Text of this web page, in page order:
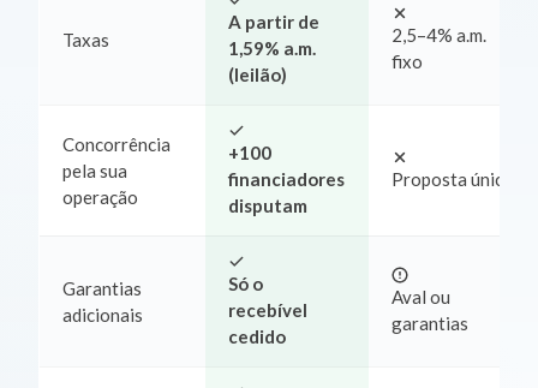
Taxas
A partir de
1,59% a.m.
(leilão)
2,5–4% a.m.
fixo
Concorrência
pela sua
operação
+100
financiadores
disputam
Proposta única
Garantias
adicionais
Só o
recebível
cedido
Aval ou
garantias